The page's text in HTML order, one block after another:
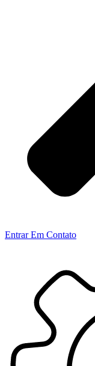
Entrar Em Contato